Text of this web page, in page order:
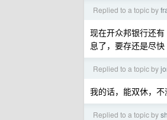
Replied to a topic by
现在开众邦银行还
息了，要存还是尽快
Replied to a topic by
我的话，能双休，
Replied to a topic by